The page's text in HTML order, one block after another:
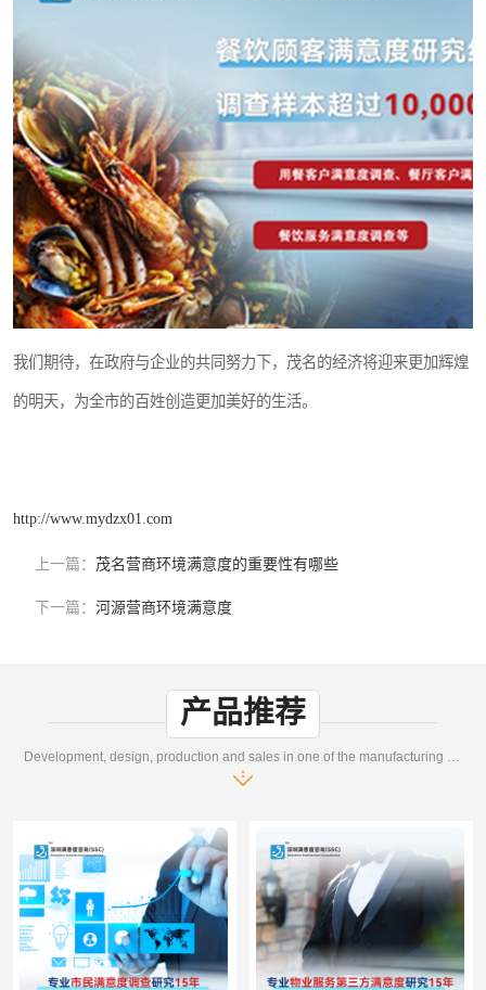
我们期待，在政府与企业的共同努力下，茂名的经济将迎来更加辉煌
的明天，为全市的百姓创造更加美好的生活。
http://www.mydzx01.com
上一篇： 茂名营商环境满意度的重要性有哪些
下一篇： 河源营商环境满意度
产品推荐
Development, design, production and sales in one of the manufacturing enterprises